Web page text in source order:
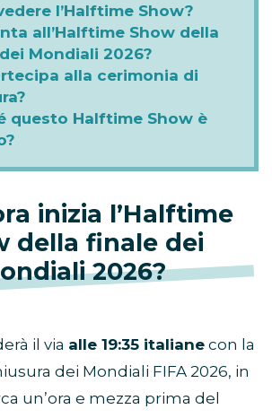
l’Halftime Show?
all’Halftime Show della
Mondiali 2026?
alla cerimonia di
questo Halftime Show è
inizia l’Halftime
della finale dei
2026?
il via alle 19:35 italiane con la
dei Mondiali FIFA 2026, in
un’ora e mezza prima del